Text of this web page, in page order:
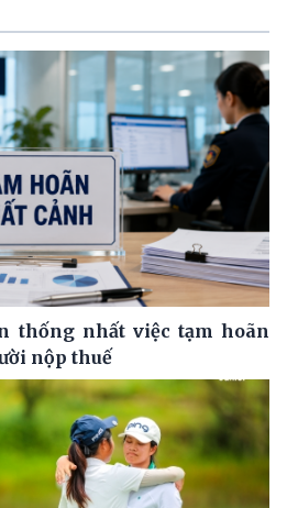
thống nhất việc tạm hoãn
nộp thuế